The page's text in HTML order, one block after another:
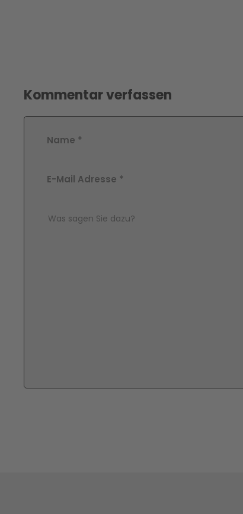
Kommentar verfassen
Name *
E-Mail Adresse *
Comment Text*